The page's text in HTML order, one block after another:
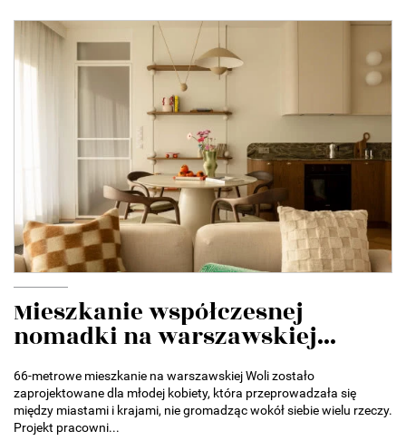
Mieszkanie współczesnej
nomadki na warszawskiej...
66-metrowe mieszkanie na warszawskiej Woli zostało
zaprojektowane dla młodej kobiety, która przeprowadzała się
między miastami i krajami, nie gromadząc wokół siebie wielu rzeczy.
Projekt pracowni...